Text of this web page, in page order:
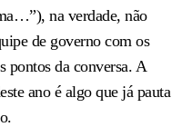
na verdade, não
de governo com os
da conversa. A
ano é algo que já pauta